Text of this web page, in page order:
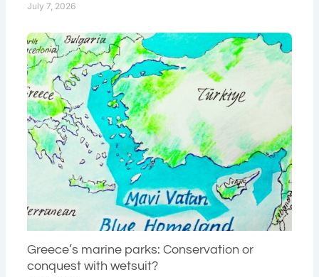
July 7, 2026
Greece’s marine parks: Conservation or
conquest with wetsuit?